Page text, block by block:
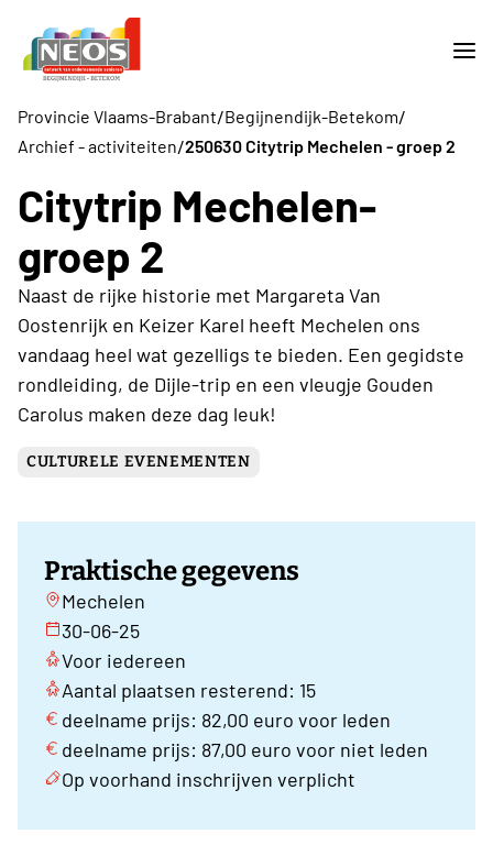
Provincie Vlaams-Brabant/Begijnendijk-Betekom/
Archief - activiteiten/250630 Citytrip Mechelen - groep 2
Citytrip Mechelen-
groep 2
Naast de rijke historie met Margareta Van
Oostenrijk en Keizer Karel heeft Mechelen ons
vandaag heel wat gezelligs te bieden. Een gegidste
rondleiding, de Dijle-trip en een vleugje Gouden
Carolus maken deze dag leuk!
CULTURELE EVENEMENTEN
Praktische gegevens
Mechelen
30-06-25
Voor iedereen
Aantal plaatsen resterend: 15
deelname prijs: 82,00 euro voor leden
deelname prijs: 87,00 euro voor niet leden
Op voorhand inschrijven verplicht